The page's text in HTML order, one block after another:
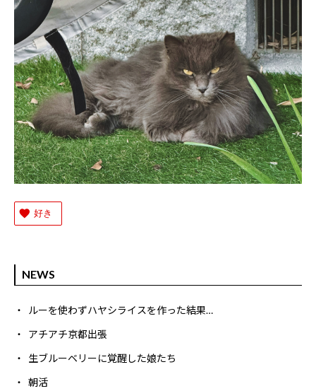
好き
NEWS
ルーを使わずハヤシライスを作った結果…
アチアチ京都出張
生ブルーベリーに覚醒した娘たち
朝活